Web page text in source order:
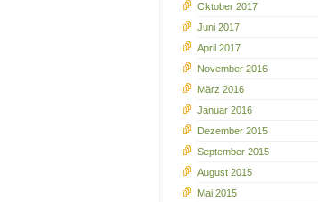
Oktober 2017
Juni 2017
April 2017
November 2016
März 2016
Januar 2016
Dezember 2015
September 2015
August 2015
Mai 2015